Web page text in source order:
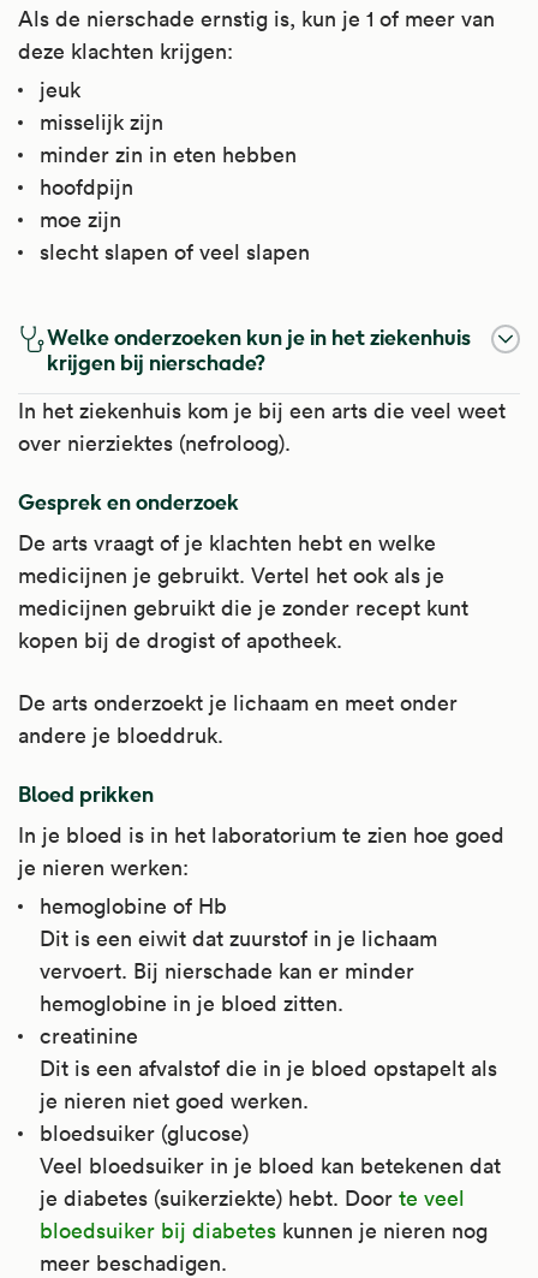
Als de nierschade ernstig is, kun je 1 of meer van
deze klachten krijgen:
jeuk
misselijk zijn
minder zin in eten hebben
hoofdpijn
moe zijn
slecht slapen of veel slapen
Welke onderzoeken kun je in het ziekenhuis
krijgen bij nierschade?
In het ziekenhuis kom je bij een arts die veel weet
over nierziektes (nefroloog).
Gesprek en onderzoek
De arts vraagt of je klachten hebt en welke
medicijnen je gebruikt. Vertel het ook als je
medicijnen gebruikt die je zonder recept kunt
kopen bij de drogist of apotheek.
De arts onderzoekt je lichaam en meet onder
andere je bloeddruk.
Bloed prikken
In je bloed is in het laboratorium te zien hoe goed
je nieren werken:
hemoglobine of Hb
Dit is een eiwit dat zuurstof in je lichaam
vervoert. Bij nierschade kan er minder
hemoglobine in je bloed zitten.
creatinine
Dit is een afvalstof die in je bloed opstapelt als
je nieren niet goed werken.
bloedsuiker (glucose)
Veel bloedsuiker in je bloed kan betekenen dat
je diabetes (suikerziekte) hebt. Door te veel
bloedsuiker bij diabetes kunnen je nieren nog
meer beschadigen.